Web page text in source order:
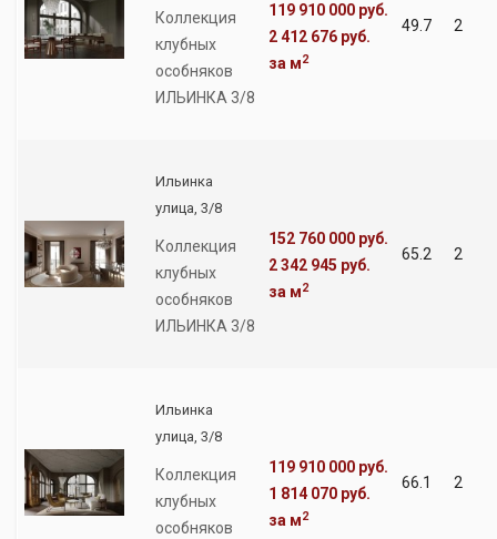
Коллекция
клубных
особняков
ИЛЬИНКА 3/8
119 910 000 руб.
2 412 676 руб.
за м2
49.7 2
Ильинка
улица, 3/8
Коллекция
клубных
особняков
ИЛЬИНКА 3/8
152 760 000 руб.
2 342 945 руб.
за м2
65.2 2
Ильинка
улица, 3/8
Коллекция
клубных
особняков
119 910 000 руб.
1 814 070 руб.
за м2
66.1 2